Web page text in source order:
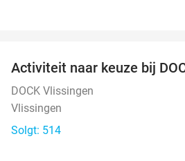
Activiteit naar keuze bij
DOCK Vlissingen
Vlissingen
Solgt: 514